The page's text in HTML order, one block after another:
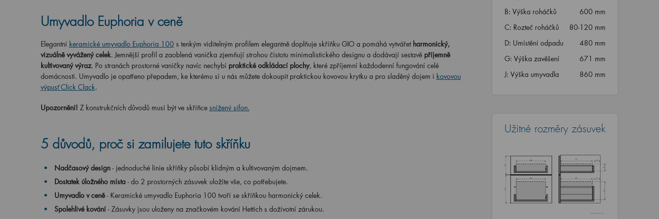
Umyvadlo Euphoria v ceně
Elegantní keramické umyvadlo Euphoria 100 s tenkým viditelným profilem elegantně doplňuje skříňku GIO a pomáhá vytvářet harmonický,
vizuálně vyvážený celek. Jemnější profil a zaoblená vanička zjemňují strohou čistotu minimalistického designu a dodávají sestavě příjemně
kultivovaný výraz. Po stranách prostorné vaničky navíc nechybí praktické odkládací plochy, které zpříjemní každodenní fungování celé
domácnosti. Umyvadlo je opatřeno přepadem, ke kterému si u nás můžete dokoupit praktickou kovovou krytku a pro sladěný dojem i kovovou
výpusť Click Clack.
Upozornění! Z konstrukčních důvodů musí být ve skříňce snížený sifon.
5 důvodů, proč si zamilujete tuto skříňku
Nadčasový design - jednoduché linie skříňky působí klidným a kultivovaným dojmem.
Dostatek úložného místa - do 2 prostorných zásuvek uložíte vše, co potřebujete.
Umyvadlo v ceně - Keramické umyvadlo Euphoria 100 tvoří se skříňkou harmonický celek.
Spolehlivé kování - Zásuvky jsou uloženy na značkovém kování Hettich s doživotní zárukou.
B: Výška roháčků
600 mm
C: Rozteč roháčků
80-120 mm
D: Umístění odpadu
480 mm
G: Výška zavěšení
671 mm
J: Výška umyvadla
860 mm
Užitné rozměry zásuvek